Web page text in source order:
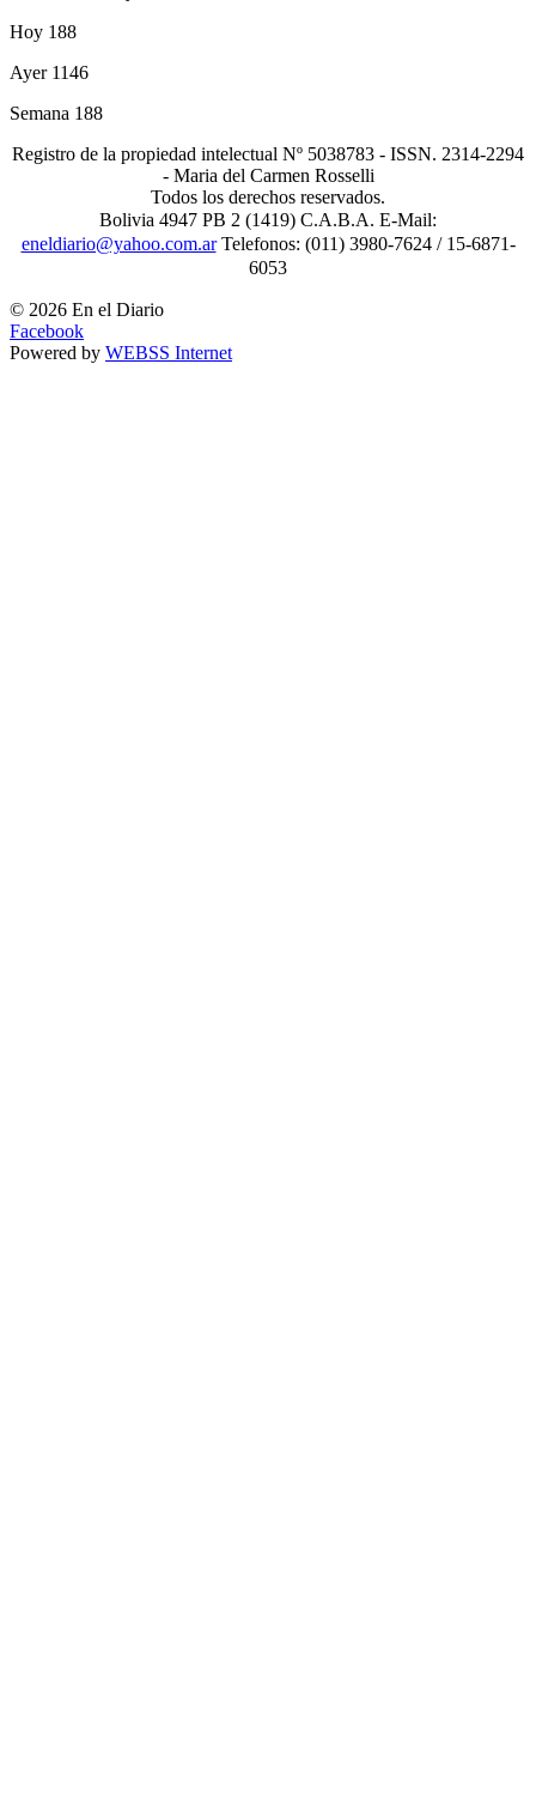
Hoy 188
Ayer 1146
Semana 188
Registro de la propiedad intelectual Nº 5038783 - ISSN. 2314-2294
- Maria del Carmen Rosselli
Todos los derechos reservados.
Bolivia 4947 PB 2 (1419) C.A.B.A. E-Mail:
eneldiario@yahoo.com.arTelefonos: (011) 3980-7624 / 15-6871-
6053
© 2026 En el Diario
Facebook
Powered by WEBSS Internet